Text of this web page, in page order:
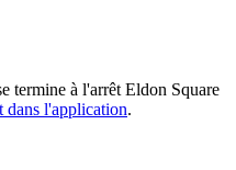
termine à l'arrêt Eldon Square
dans l'application.